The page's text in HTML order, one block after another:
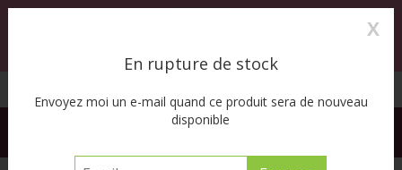
0
FREE SHIPPING ACROSS CANADA on orders of $55 or more
En rupture de stock
Envoyez moi un e-mail quand ce produit sera de nouveau
disponible
X